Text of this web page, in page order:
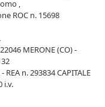
,
ROC n. 15698
MERONE (CO) -
n. 293834 CAPITALE
i.v.